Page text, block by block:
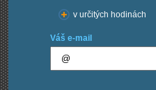
v určitých hodinách
Váš e-mail